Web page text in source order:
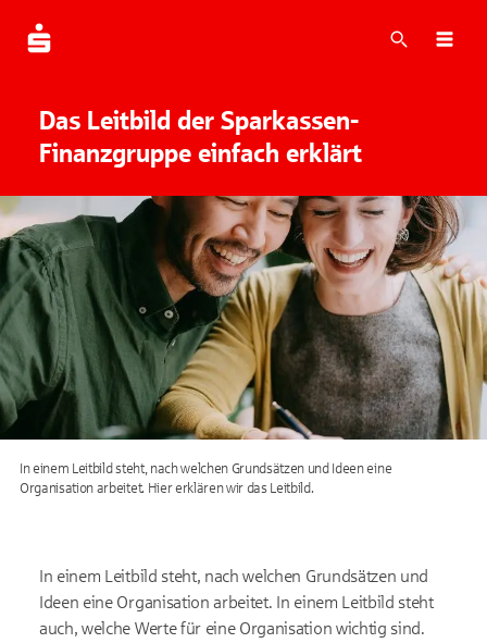
Suche
Das Leitbild der Sparkassen-
Finanzgruppe einfach erklärt
In einem Leitbild steht, nach welchen Grundsätzen und Ideen eine
Organisation arbeitet. Hier erklären wir das Leitbild.
In einem Leitbild steht, nach welchen Grundsätzen und
Ideen eine Organisation arbeitet. In einem Leitbild steht
auch, welche Werte für eine Organisation wichtig sind.